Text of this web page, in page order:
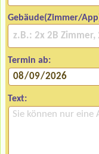
Gebäude(Zimmer/
Termin ab:
Text: